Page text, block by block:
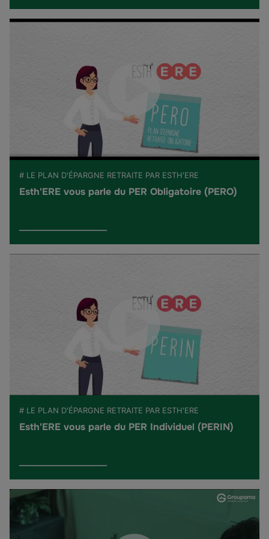
# LE PLAN D'ÉPARGNE RETRAITE PAR ESTH'ERE
Esth'ERE vous parle du PER Obligatoire (PERO)
# LE PLAN D'ÉPARGNE RETRAITE PAR ESTH'ERE
Esth'ERE vous parle du PER Individuel (PERIN)